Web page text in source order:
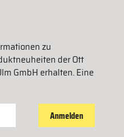
zu
der Ott
GmbH erhalten. Eine
Anmelden